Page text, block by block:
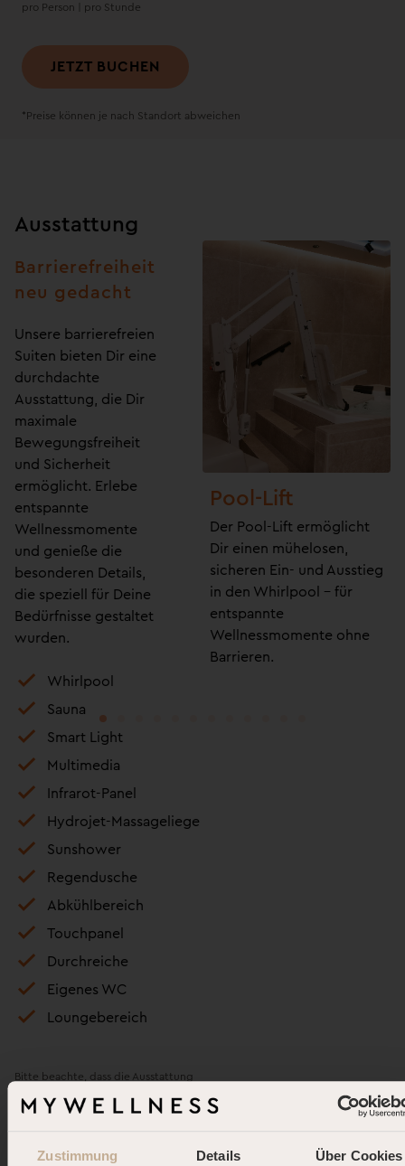
Zustimmung Details Über Cookies
pro Person | pro Stunde
JETZT BUCHEN
*Preise können je nach Standort abweichen
Ausstattung
Barrierefreiheit
neu gedacht
Unsere barrierefreien
Suiten bieten Dir eine
durchdachte
Ausstattung, die Dir
maximale
Bewegungsfreiheit
und Sicherheit
ermöglicht. Erlebe
entspannte
Wellnessmomente
und genieße die
besonderen Details,
die speziell für Deine
Bedürfnisse gestaltet
wurden.
Whirlpool
Sauna
Smart Light
Multimedia
Infrarot-Panel
Hydrojet-Massageliege
Sunshower
Regendusche
Abkühlbereich
Touchpanel
Durchreiche
Eigenes WC
Loungebereich
Bitte beachte, dass die Ausstattung
und das Design je nach Standort
variieren kann.
Loungebereich
Entspanne in unserem
komfortablen
Loungebereich, der
perfekt zum Relaxen und
Verweilen geeignet ist.
Pool-Lift
Der Pool-Lift ermöglicht
Dir einen mühelosen,
sicheren Ein- und Ausstieg
in den Whirlpool – für
entspannte
Wellnessmomente ohne
Barrieren.